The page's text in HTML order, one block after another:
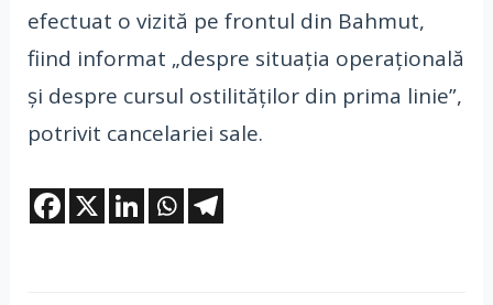
efectuat o vizită pe frontul din Bahmut,
fiind informat „despre situația operațională
și despre cursul ostilităților din prima linie”,
potrivit cancelariei sale.